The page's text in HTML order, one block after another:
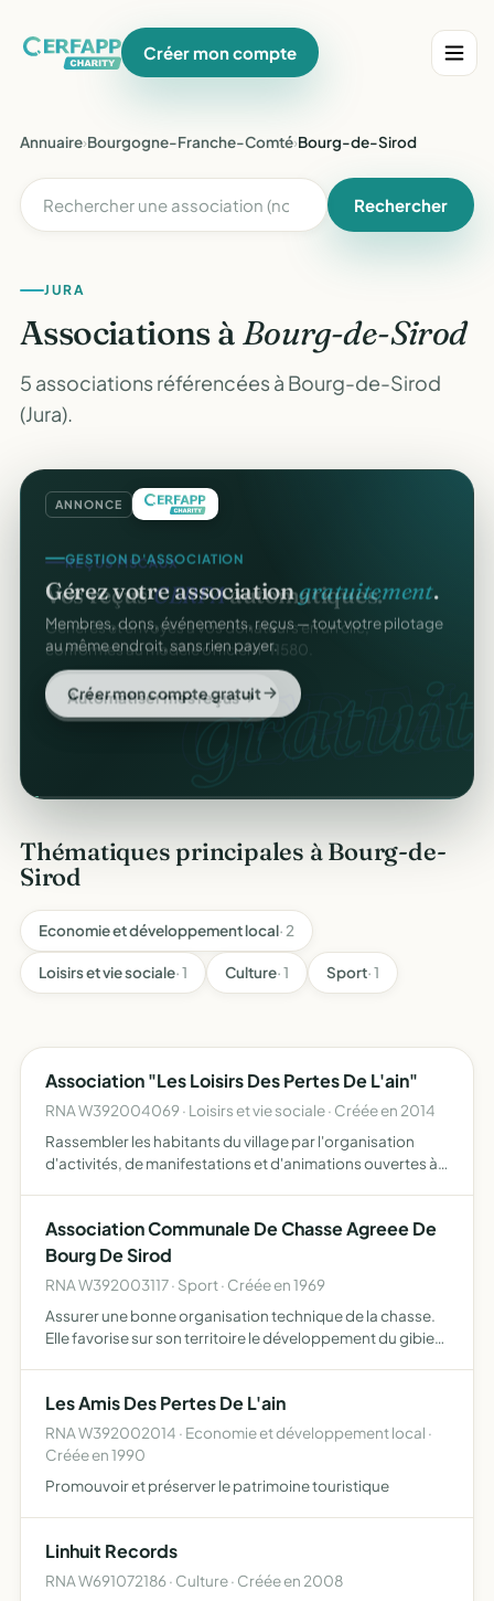
Créer mon compte
Annuaire›Bourgogne-Franche-Comté›Bourg-de-Sirod
Rechercher
JURA
Associations àBourg-de-Sirod
5 associations référencées à Bourg-de-Sirod
(Jura).
ANNONCE
GESTION D'ASSOCIATION
Gérez votre associationgratuitement.
Membres, dons, événements, reçus — tout votre pilotage
au même endroit, sans rien payer.
Créer mon compte gratuitCERFA.
REÇUS FISCAUX
Vos reçusCERFAautomatiques.
Générés et envoyés à vos donateurs en un clic,
conformes au modèle officiel n°11580.
Automatiser mes reçus
Thématiques principales à Bourg-de-
Sirod
Economie et développement local· 2
Loisirs et vie sociale· 1 Culture· 1 Sport· 1
Association "Les Loisirs Des Pertes De L'ain"
RNA W392004069 · Loisirs et vie sociale · Créée en 2014
Rassembler les habitants du village par l'organisation
d'activités, de manifestations et d'animations ouvertes à
Association Communale De Chasse Agreee De
Bourg De Sirod
RNA W392003117 · Sport · Créée en 1969
Assurer une bonne organisation technique de la chasse.
Elle favorise sur son territoire le développement du gibier
Les Amis Des Pertes De L'ain
RNA W392002014 · Economie et développement local ·
Créée en 1990
Promouvoir et préserver le patrimoine touristique
Linhuit Records
RNA W691072186 · Culture · Créée en 2008